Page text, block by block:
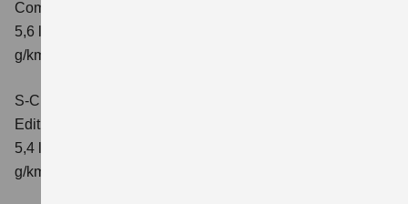
Comfort+
5,6 l/100km; kombinierter Wert der CO₂-Emission: 127
g/km; CO₂-Klasse: D
S-Cross 1.4 BOOSTERJET HYBRID
Edition
5,4 l/100 km; kombinierter Wert der CO2-Emission: 121
g/km; CO2-Klasse: D